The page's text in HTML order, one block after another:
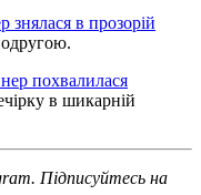
знялася в прозорій
похвалилася
в шикарній
Підписуйтесь на